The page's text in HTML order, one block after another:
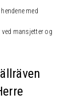
med
mansjetter og